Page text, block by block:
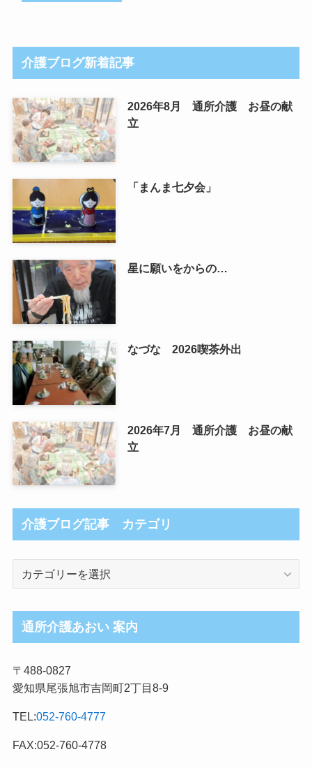
介護ブログ新着記事
2026年8月 通所介護 お昼の献
立
「まんま七夕会」
星に願いをからの…
なづな 2026喫茶外出
2026年7月 通所介護 お昼の献
立
介護ブログ記事 カテゴリ
ロ
グ
事
カ
ゴ
リ
通所介護あおい 案内
〒488-0827
愛知県尾張旭市吉岡町2丁目8-9
TEL:052-760-4777
FAX:052-760-4778